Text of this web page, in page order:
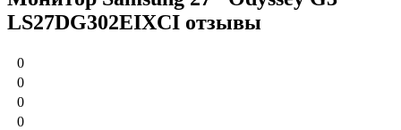
LS27DG302EIXCI отзывы
0
0
0
0